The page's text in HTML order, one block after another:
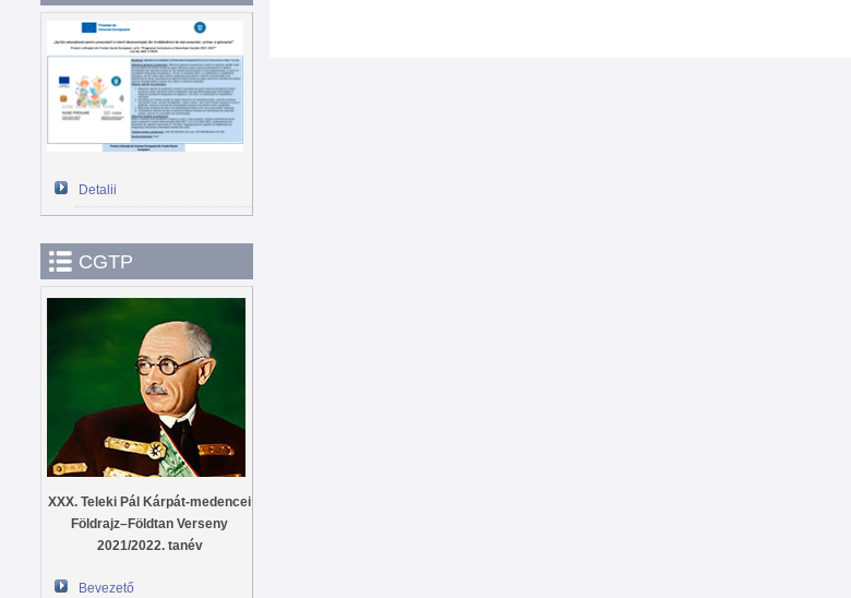
Detalii
CGTP
XXX. Teleki Pál Kárpát-medencei
Földrajz–Földtan Verseny
2021/2022. tanév
Bevezető